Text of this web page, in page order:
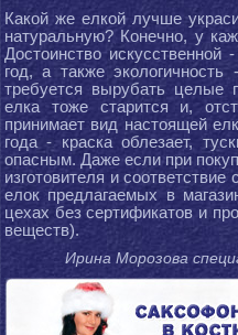
Какой же елкой лучше
натуральную? Конечно, у
Достоинство
год, а также
требуется вырубать целые
елка тоже старится и,
принимает вид настоящей
года - краска облезает,
опасным. Даже если при
изготовителя и
елок предлагаемых в
цехах без сертификатов и
веществ).
Ирина Морозова